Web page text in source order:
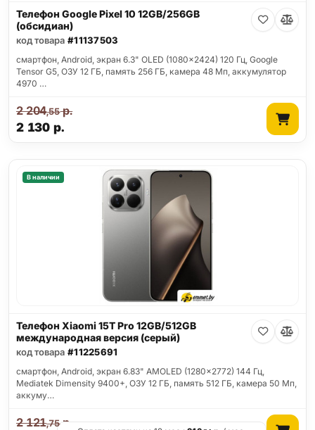
Телефон Google Pixel 10 12GB/256GB
(обсидиан)
код товара #11137503
смартфон, Android, экран 6.3" OLED (1080x2424) 120 Гц, Google
Tensor G5, ОЗУ 12 ГБ, память 256 ГБ, камера 48 Мп, аккумулятор
4970 …
2 130 р.
2 204,55р.
В наличии
Телефон Xiaomi 15T Pro 12GB/512GB
международная версия (серый)
код товара #11225691
смартфон, Android, экран 6.83" AMOLED (1280x2772) 144 Гц,
Mediatek Dimensity 9400+, ОЗУ 12 ГБ, память 512 ГБ, камера 50 Мп,
аккуму…
2 121,75р.